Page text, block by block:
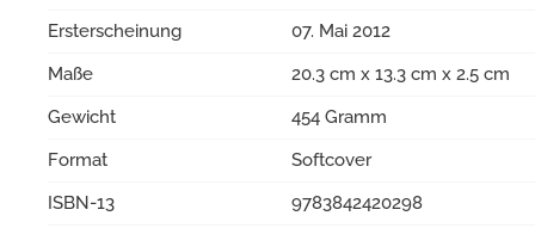
Ersterscheinung
07. Mai 2012
Maße
20.3 cm x 13.3 cm x 2.5 cm
Gewicht
454 Gramm
Format
Softcover
ISBN-13
9783842420298